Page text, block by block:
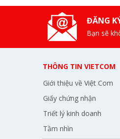
ĐĂNG
Bạn sẽ
THÔNG TIN VIETCOM
Giới thiệu về Việt Com
Giấy chứng nhận
Triết lý kinh doanh
Tầm nhìn